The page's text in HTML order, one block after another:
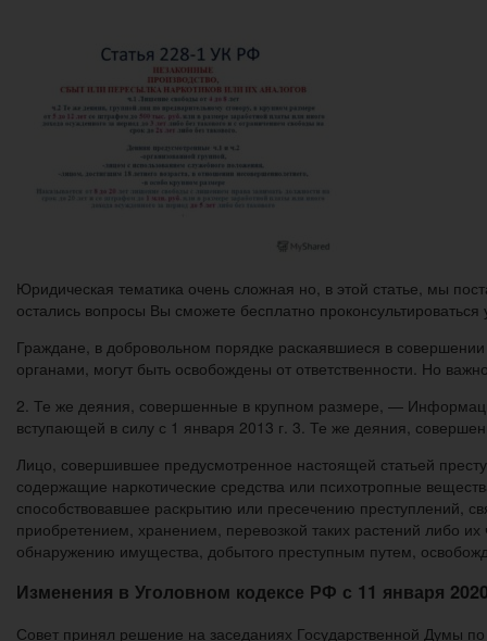
Юридическая тематика очень сложная но, в этой статье, мы
остались вопросы Вы сможете бесплатно
Граждане, в добровольном порядке раскаявшиеся в
органами, могут быть освобождены от ответственности. Но
2. Те же деяния, совершенные в крупном размере, —
вступающей в силу с 1 января 2013 г. 3. Те же деяния,
Лицо, совершившее предусмотренное настоящей статьей
содержащие наркотические средства или психотропные
способствовавшее раскрытию или пресечению преступлений,
приобретением, хранением, перевозкой таких растений либо
обнаружению имущества, добытого преступным путем,
Изменения в Уголовном кодексе РФ с 11 января
Совет принял решение на заседаниях Государственной Думы